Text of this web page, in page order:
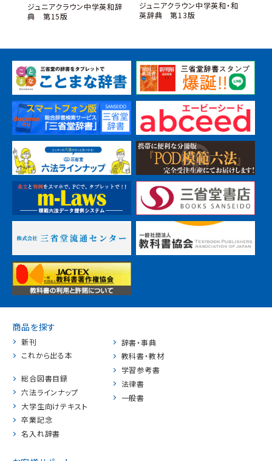
ジュニアクラウン中学英和辞
典 第15版
ジュニアクラウン中学英和・和
英辞典 第13版
商品を探す
新刊
これから出る本
総合図書目録
六法ラインナップ
大学生向けテキスト
卒業記念
名入れ辞書
辞書・事典
教科書・教材
学習参考書
法律書
一般書